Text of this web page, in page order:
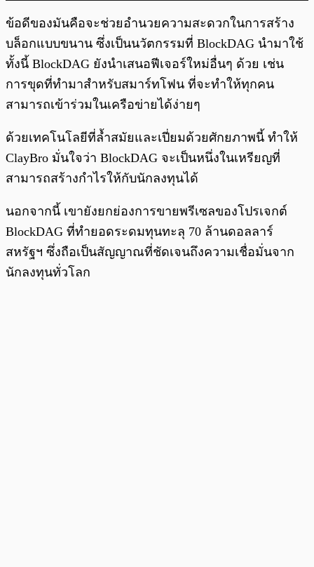
ข้อดีของมันคือจะช่วยอำนวยความสะดวกในการสร้าง
บล็อกแบบขนาน ซึ่งเป็นนวัตกรรมที่ BlockDAG นำมาใช้
ทั้งนี้ BlockDAG ยังนำเสนอฟีเจอร์ใหม่อื่นๆ ด้วย เช่น
การขุดที่ทำมาสำหรับสมาร์ทโฟน ที่จะทำให้ทุกคน
สามารถเข้าร่วมในเครือข่ายได้ง่ายๆ
ด้วยเทคโนโลยีที่ล้ำสมัยและเปี่ยมด้วยศักยภาพนี้ ทำให้
ClayBro มั่นใจว่า BlockDAG จะเป็นหนึ่งในเหรียญที่
สามารถสร้างกำไรให้กับนักลงทุนได้
นอกจากนี้ เขายังยกย่องการขายพรีเซลของโปรเจกต์
BlockDAG ที่ทำยอดระดมทุนทะลุ 70 ล้านดอลลาร์
สหรัฐฯ ซึ่งถือเป็นสัญญาณที่ชัดเจนถึงความเชื่อมั่นจาก
นักลงทุนทั่วโลก